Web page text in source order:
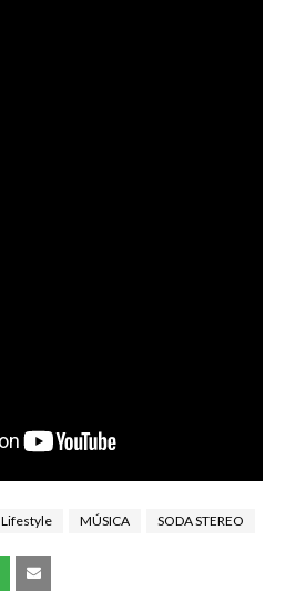
Lifestyle MÚSICA SODA STEREO